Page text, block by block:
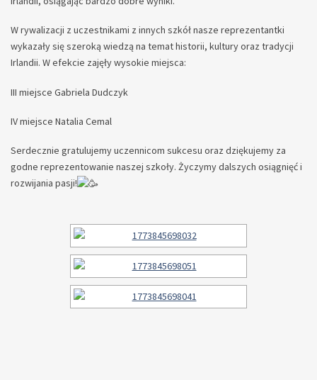
W rywalizacji z uczestnikami z innych szkół nasze reprezentantki
wykazały się szeroką wiedzą na temat historii, kultury oraz tradycji
Irlandii. W efekcie zajęły wysokie miejsca:
III miejsce Gabriela Dudczyk
IV miejsce Natalia Cemal
Serdecznie gratulujemy uczennicom sukcesu oraz dziękujemy za
godne reprezentowanie naszej szkoły. Życzymy dalszych osiągnięć i
rozwijania pasji!